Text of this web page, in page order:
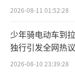
2026-08-11 01:52:28
少年骑电动车到
独行引发全网热议
2026-08-10 23:39:28